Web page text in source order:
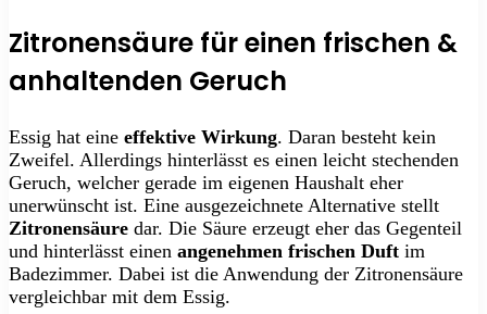
Zitronensäure für einen frischen &
anhaltenden Geruch
Essig hat eine effektive Wirkung. Daran besteht kein
Zweifel. Allerdings hinterlässt es einen leicht stechenden
Geruch, welcher gerade im eigenen Haushalt eher
unerwünscht ist. Eine ausgezeichnete Alternative stellt
Zitronensäure dar. Die Säure erzeugt eher das Gegenteil
und hinterlässt einen angenehmen frischen Duft im
Badezimmer. Dabei ist die Anwendung der Zitronensäure
vergleichbar mit dem Essig.